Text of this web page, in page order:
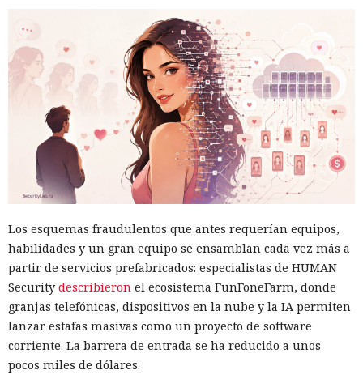
Los esquemas fraudulentos que antes requerían equipos,
habilidades y un gran equipo se ensamblan cada vez más a
partir de servicios prefabricados: especialistas de HUMAN
Security describieron el ecosistema FunFoneFarm, donde
granjas telefónicas, dispositivos en la nube y la IA permiten
lanzar estafas masivas como un proyecto de software
corriente. La barrera de entrada se ha reducido a unos
pocos miles de dólares.